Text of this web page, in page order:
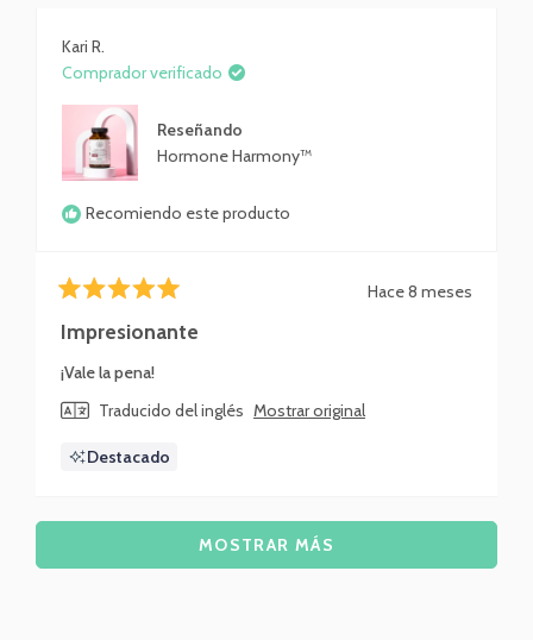
Kari R.
Comprador verificado
Reseñando
Hormone Harmony™
Recomiendo este producto
5
de
estrellas
Hace 8 meses
Impresionante
¡Vale la pena!
Traducido del inglés Mostrar original
Destacado
Cargando...
MOSTRAR MÁS